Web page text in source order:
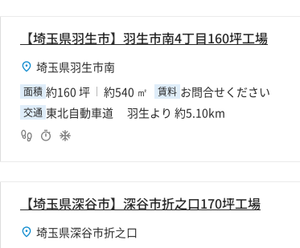
【埼玉県羽生市】羽生市南4丁目160坪工場
埼玉県羽生市南
面積 約160 坪 約540 ㎡ 賃料 お問合せください
交通 東北自動車道 羽生より 約5.10km
【埼玉県深谷市】深谷市折之口170坪工場
埼玉県深谷市折之口